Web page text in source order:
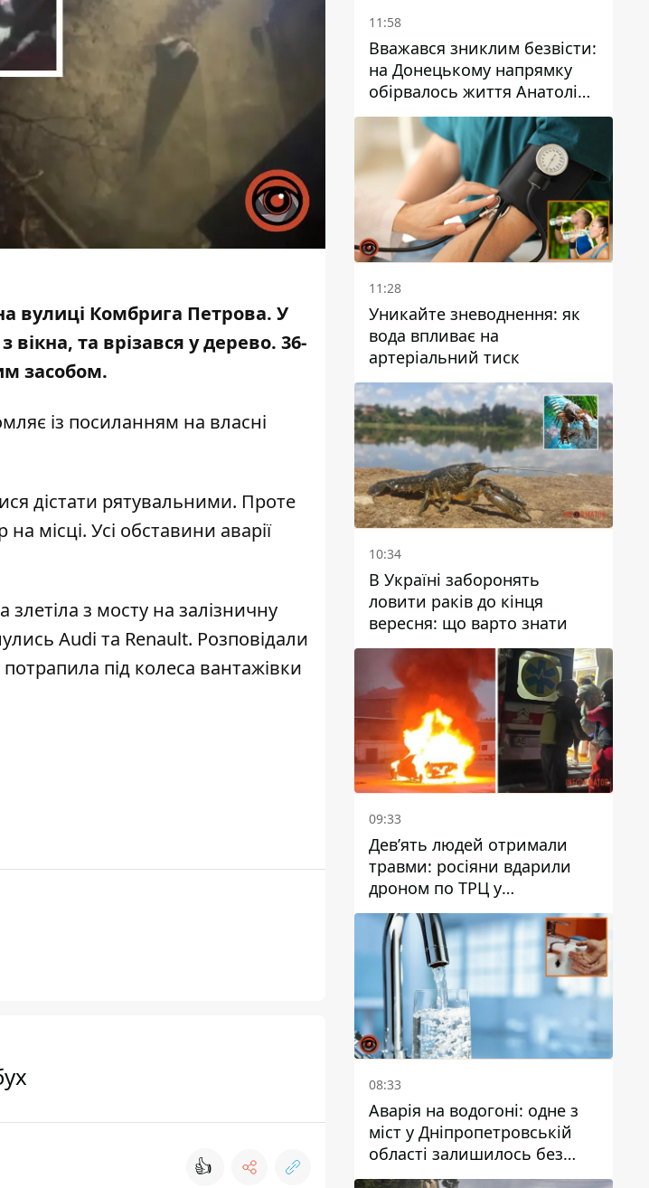
вулиці Комбрига Петрова. У
та врізався у дерево. 36-
засобом.
із посиланням на власні
дістати рятувальними. Проте
місці. Усі обставини аварії
злетіла з мосту на залізничну
Audi та Renault. Розповідали
потрапила під колеса вантажівки
👍
11:58
Вважався зниклим безвісти:
на Донецькому напрямку
обірвалось життя Анатолія
Ткачука з
Дніпропетровської області
11:28
Уникайте зневоднення: як
вода впливає на
артеріальний тиск
10:34
В Україні заборонять
ловити раків до кінця
вересня: що варто знати
09:33
Дев’ять людей отримали
травми: росіяни вдарили
дроном по ТРЦ у
Павлограді, чи
працюватиме заклад надалі
08:33
Аварія на водогоні: одне з
міст у Дніпропетровській
області залишилось без
води